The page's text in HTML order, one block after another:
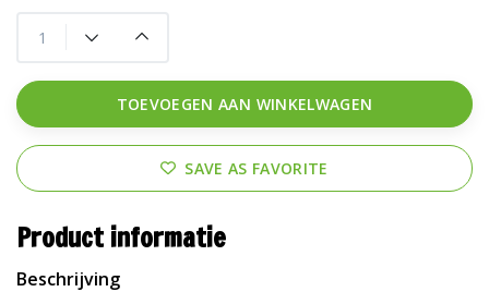
TOEVOEGEN AAN WINKELWAGEN
SAVE AS FAVORITE
Product informatie
Beschrijving